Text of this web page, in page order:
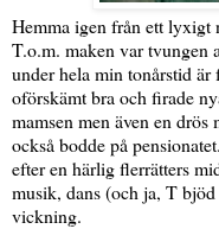
Hemma igen från ett lyxigt
T.o.m. maken var tvungen
under hela min tonårstid
oförskämt bra och firade
mamsen men även en
också bodde på
efter en härlig flerrätters
musik, dans (och ja, T
vickning.